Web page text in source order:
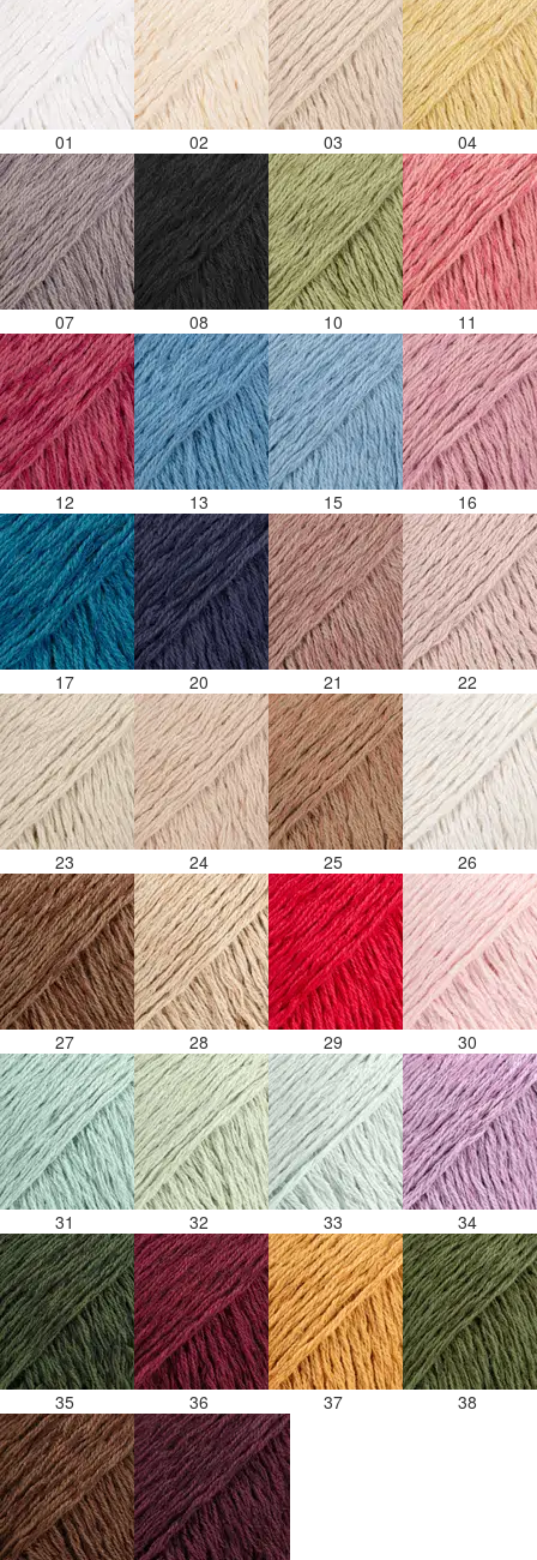
01 02 03 04
07 08 10 11
12 13 15 16
17 20 21 22
23 24 25 26
27 28 29 30
31 32 33 34
35 36 37 38